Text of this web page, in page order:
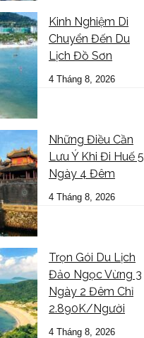
Kinh Nghiệm Di
Chuyển Đến Du
Lịch Đồ Sơn
4 Tháng 8, 2026
Những Điều Cần
Lưu Ý Khi Đi Huế 5
Ngày 4 Đêm
4 Tháng 8, 2026
Trọn Gói Du Lịch
Đảo Ngọc Vừng 3
Ngày 2 Đêm Chỉ
2.890K/Người
4 Tháng 8, 2026